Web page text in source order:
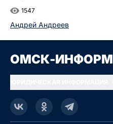
1547
Андрей Андреев
ОМСК-ИНФОРМ